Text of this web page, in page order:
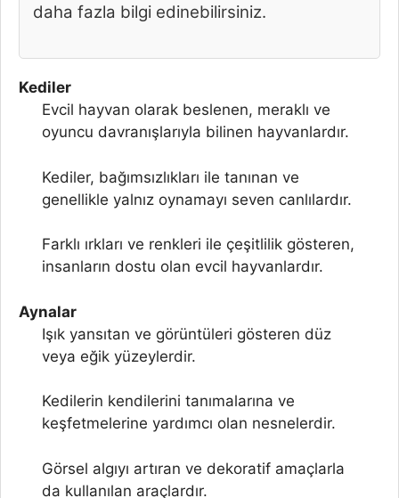
daha fazla bilgi edinebilirsiniz.
Kediler
Evcil hayvan olarak beslenen, meraklı ve
oyuncu davranışlarıyla bilinen hayvanlardır.
Kediler, bağımsızlıkları ile tanınan ve
genellikle yalnız oynamayı seven canlılardır.
Farklı ırkları ve renkleri ile çeşitlilik gösteren,
insanların dostu olan evcil hayvanlardır.
Aynalar
Işık yansıtan ve görüntüleri gösteren düz
veya eğik yüzeylerdir.
Kedilerin kendilerini tanımalarına ve
keşfetmelerine yardımcı olan nesnelerdir.
Görsel algıyı artıran ve dekoratif amaçlarla
da kullanılan araçlardır.